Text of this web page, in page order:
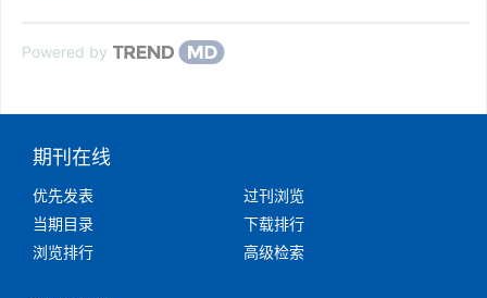
Powered by
期刊在线
优先发表
过刊浏览
当期目录
下载排行
浏览排行
高级检索